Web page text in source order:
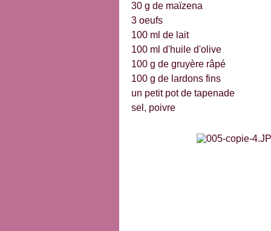
30 g de maïzena
3 oeufs
100 ml de lait
100 ml d'huile d'olive
100 g de gruyère râpé
100 g de lardons fins
un petit pot de tapenade
sel, poivre